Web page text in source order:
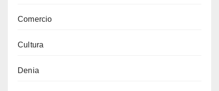
Comercio
Cultura
Denia